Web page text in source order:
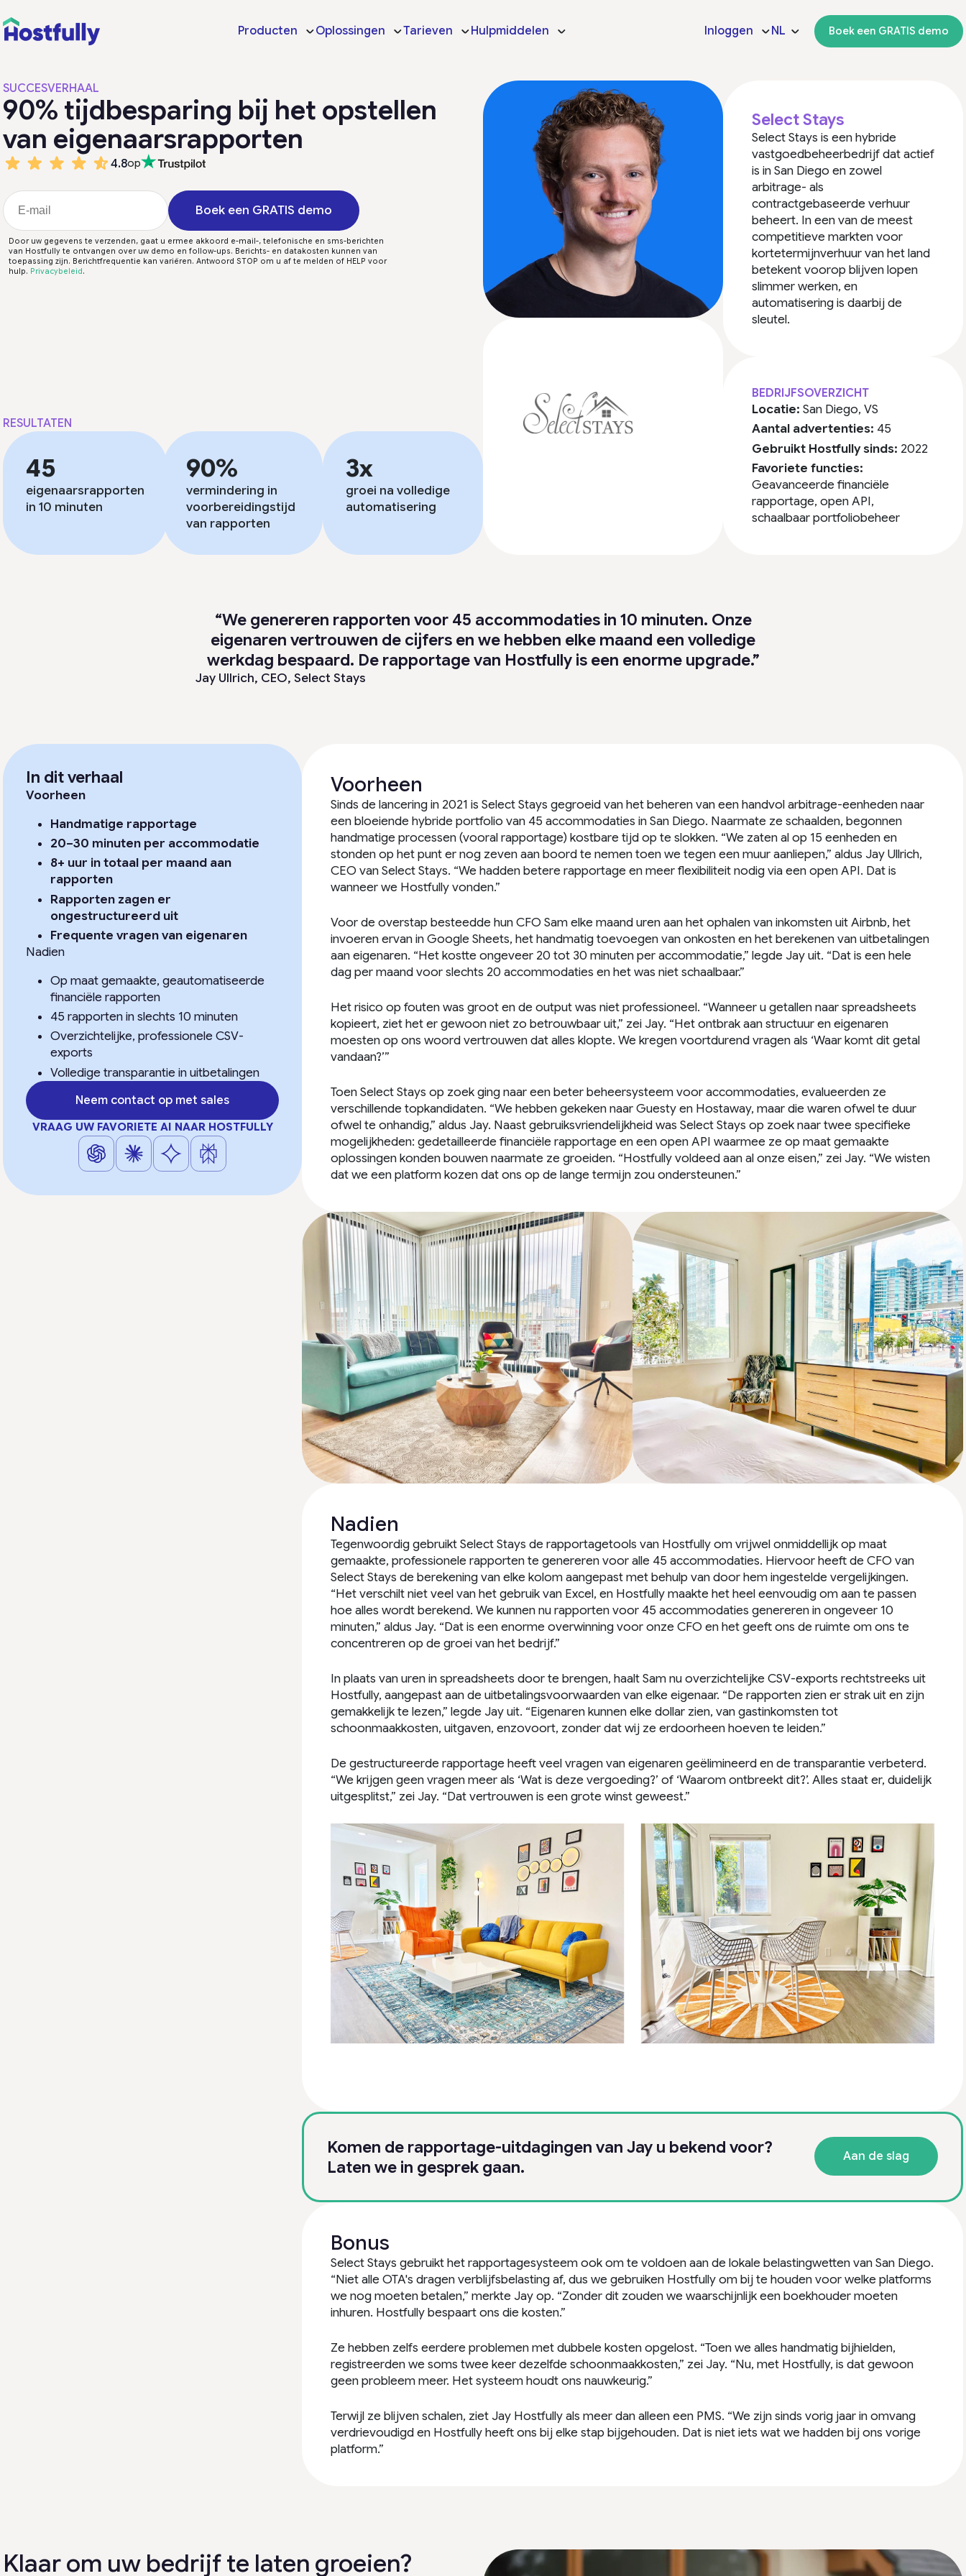
Producten Oplossingen Tarieven Hulpmiddelen Inloggen NL Boek een GRATIS demo
SUCCESVERHAAL
90% tijdbesparing bij het opstellen
van eigenaarsrapporten
4.8op
Boek een GRATIS demo
Door uw gegevens te verzenden, gaat u ermee akkoord e-mail-, telefonische en sms-berichten
van Hostfully te ontvangen over uw demo en follow-ups. Berichts- en datakosten kunnen van
toepassing zijn. Berichtfrequentie kan variëren. Antwoord STOP om u af te melden of HELP voor
hulp. Privacybeleid.
RESULTATEN
45
eigenaarsrapporten
in 10 minuten
90%
vermindering in
voorbereidingstijd
van rapporten
3x
groei na volledige
automatisering
Select Stays
Select Stays is een hybride
vastgoedbeheerbedrijf dat actief
is in San Diego en zowel
arbitrage- als
contractgebaseerde verhuur
beheert. In een van de meest
competitieve markten voor
kortetermijnverhuur van het land
betekent voorop blijven lopen
slimmer werken, en
automatisering is daarbij de
sleutel.
BEDRIJFSOVERZICHT
Locatie: San Diego, VS
Aantal advertenties: 45
Gebruikt Hostfully sinds: 2022
Favoriete functies:
Geavanceerde financiële
rapportage, open API,
schaalbaar portfoliobeheer
“We genereren rapporten voor 45 accommodaties in 10 minuten. Onze
eigenaren vertrouwen de cijfers en we hebben elke maand een volledige
werkdag bespaard. De rapportage van Hostfully is een enorme upgrade.”
Jay Ullrich, CEO, Select Stays
In dit verhaal
Voorheen
Handmatige rapportage
20–30 minuten per accommodatie
8+ uur in totaal per maand aan
rapporten
Rapporten zagen er
ongestructureerd uit
Frequente vragen van eigenaren
Nadien
Op maat gemaakte, geautomatiseerde
financiële rapporten
45 rapporten in slechts 10 minuten
Overzichtelijke, professionele CSV-
exports
Volledige transparantie in uitbetalingen
Neem contact op met sales
VRAAG UW FAVORIETE AI NAAR HOSTFULLY
Voorheen
Sinds de lancering in 2021 is Select Stays gegroeid van het beheren van een handvol arbitrage-eenheden naar
een bloeiende hybride portfolio van 45 accommodaties in San Diego. Naarmate ze schaalden, begonnen
handmatige processen (vooral rapportage) kostbare tijd op te slokken. “We zaten al op 15 eenheden en
stonden op het punt er nog zeven aan boord te nemen toen we tegen een muur aanliepen,” aldus Jay Ullrich,
CEO van Select Stays. “We hadden betere rapportage en meer flexibiliteit nodig via een open API. Dat is
wanneer we Hostfully vonden.”
Voor de overstap besteedde hun CFO Sam elke maand uren aan het ophalen van inkomsten uit Airbnb, het
invoeren ervan in Google Sheets, het handmatig toevoegen van onkosten en het berekenen van uitbetalingen
aan eigenaren. “Het kostte ongeveer 20 tot 30 minuten per accommodatie,” legde Jay uit. “Dat is een hele
dag per maand voor slechts 20 accommodaties en het was niet schaalbaar.”
Het risico op fouten was groot en de output was niet professioneel. “Wanneer u getallen naar spreadsheets
kopieert, ziet het er gewoon niet zo betrouwbaar uit,” zei Jay. “Het ontbrak aan structuur en eigenaren
moesten op ons woord vertrouwen dat alles klopte. We kregen voortdurend vragen als ‘Waar komt dit getal
vandaan?’”
Toen Select Stays op zoek ging naar een beter beheersysteem voor accommodaties, evalueerden ze
verschillende topkandidaten. “We hebben gekeken naar Guesty en Hostaway, maar die waren ofwel te duur
ofwel te onhandig,” aldus Jay. Naast gebruiksvriendelijkheid was Select Stays op zoek naar twee specifieke
mogelijkheden: gedetailleerde financiële rapportage en een open API waarmee ze op maat gemaakte
oplossingen konden bouwen naarmate ze groeiden. “Hostfully voldeed aan al onze eisen,” zei Jay. “We wisten
dat we een platform kozen dat ons op de lange termijn zou ondersteunen.”
Nadien
Tegenwoordig gebruikt Select Stays de rapportagetools van Hostfully om vrijwel onmiddellijk op maat
gemaakte, professionele rapporten te genereren voor alle 45 accommodaties. Hiervoor heeft de CFO van
Select Stays de berekening van elke kolom aangepast met behulp van door hem ingestelde vergelijkingen.
“Het verschilt niet veel van het gebruik van Excel, en Hostfully maakte het heel eenvoudig om aan te passen
hoe alles wordt berekend. We kunnen nu rapporten voor 45 accommodaties genereren in ongeveer 10
minuten,” aldus Jay. “Dat is een enorme overwinning voor onze CFO en het geeft ons de ruimte om ons te
concentreren op de groei van het bedrijf.”
In plaats van uren in spreadsheets door te brengen, haalt Sam nu overzichtelijke CSV-exports rechtstreeks uit
Hostfully, aangepast aan de uitbetalingsvoorwaarden van elke eigenaar. “De rapporten zien er strak uit en zijn
gemakkelijk te lezen,” legde Jay uit. “Eigenaren kunnen elke dollar zien, van gastinkomsten tot
schoonmaakkosten, uitgaven, enzovoort, zonder dat wij ze erdoorheen hoeven te leiden.”
De gestructureerde rapportage heeft veel vragen van eigenaren geëlimineerd en de transparantie verbeterd.
“We krijgen geen vragen meer als ‘Wat is deze vergoeding?’ of ‘Waarom ontbreekt dit?’. Alles staat er, duidelijk
uitgesplitst,” zei Jay. “Dat vertrouwen is een grote winst geweest.”
Komen de rapportage-uitdagingen van Jay u bekend voor?
Laten we in gesprek gaan.
Aan de slag
Bonus
Select Stays gebruikt het rapportagesysteem ook om te voldoen aan de lokale belastingwetten van San Diego.
“Niet alle OTA's dragen verblijfsbelasting af, dus we gebruiken Hostfully om bij te houden voor welke platforms
we nog moeten betalen,” merkte Jay op. “Zonder dit zouden we waarschijnlijk een boekhouder moeten
inhuren. Hostfully bespaart ons die kosten.”
Ze hebben zelfs eerdere problemen met dubbele kosten opgelost. “Toen we alles handmatig bijhielden,
registreerden we soms twee keer dezelfde schoonmaakkosten,” zei Jay. “Nu, met Hostfully, is dat gewoon
geen probleem meer. Het systeem houdt ons nauwkeurig.”
Terwijl ze blijven schalen, ziet Jay Hostfully als meer dan alleen een PMS. “We zijn sinds vorig jaar in omvang
verdrievoudigd en Hostfully heeft ons bij elke stap bijgehouden. Dat is niet iets wat we hadden bij ons vorige
platform.”
Klaar om uw bedrijf te laten groeien?